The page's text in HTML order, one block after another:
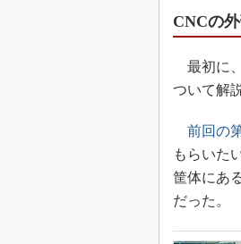
CNCの
最初に
ついて解
前回の
もらいた
筐体にあ
だった。